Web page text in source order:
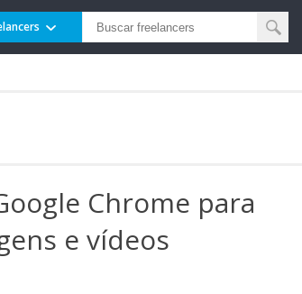
Chrome para
e vídeos